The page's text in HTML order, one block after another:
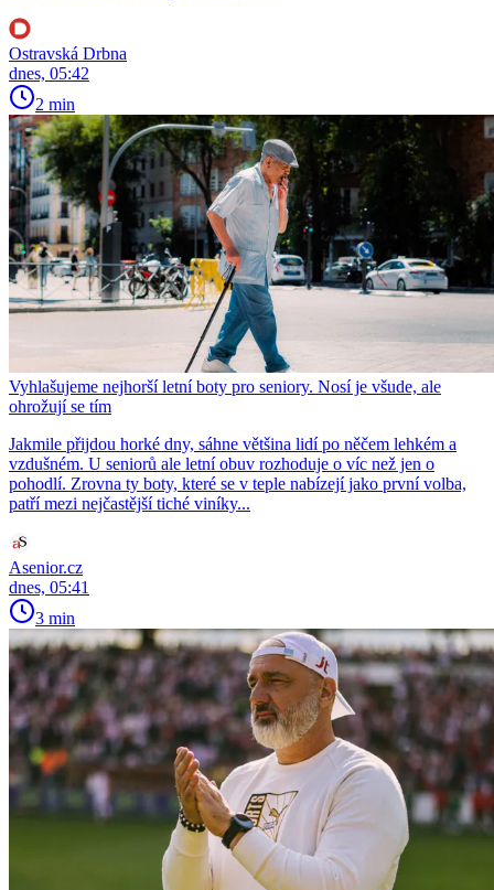
Ostravská Drbna
dnes, 05:42
2 min
Vyhlašujeme nejhorší letní boty pro seniory. Nosí je všude, ale
ohrožují se tím
Jakmile přijdou horké dny, sáhne většina lidí po něčem lehkém a
vzdušném. U seniorů ale letní obuv rozhoduje o víc než jen o
pohodlí. Zrovna ty boty, které se v teple nabízejí jako první volba,
patří mezi nejčastější tiché viníky...
Asenior.cz
dnes, 05:41
3 min